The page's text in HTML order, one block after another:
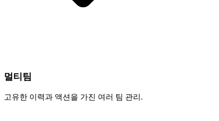
멀티팀
고유한 이력과 액션을 가진 여러 팀 관리.